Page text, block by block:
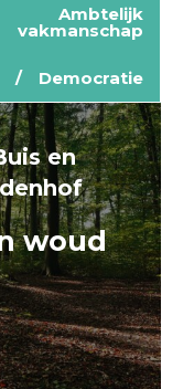
Ambtelijk
vakmanschap
Democratie
en
woud